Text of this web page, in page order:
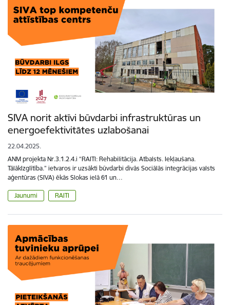
SIVA norit aktīvi būvdarbi infrastruktūras un
energoefektivitātes uzlabošanai
22.04.2025.
ANM projekta Nr.3.1.2.4.i “RAITI: Rehabilitācija. Atbalsts. Iekļaušana.
TālākIzglītība.” ietvaros ir uzsākti būvdarbi divās Sociālās integrācijas valsts
aģentūras (SIVA) ēkās Slokas ielā 61 un…
Jaunumi RAITI